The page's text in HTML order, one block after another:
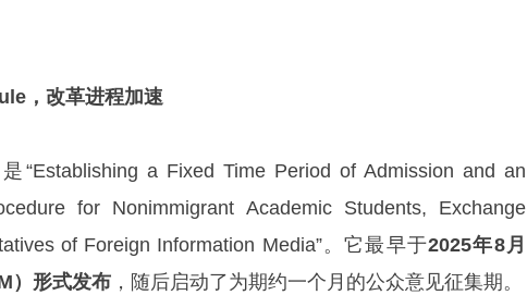
，改革进程加速
a Fixed Time Period of Admission and an
for Nonimmigrant Academic Students, Exchange
of Foreign Information Media”。它最早于2025年8月
）形式发布 ，随后启动了为期约一个月的公众意见征集期。